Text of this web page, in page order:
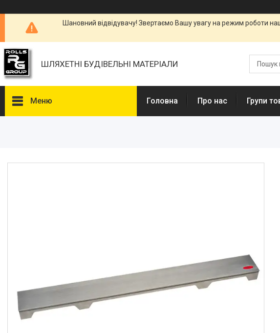
Шановний відвідувачу! Звертаємо Вашу увагу на режим роботи
ШЛЯХЕТНІ БУДІВЕЛЬНІ МАТЕРІАЛИ
Меню Головна Про нас Групи